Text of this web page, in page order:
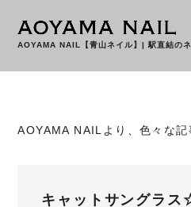
AOYAMA NAIL【青山ネイル】| 駅直結の
AOYAMA NAILより、色々な記
キャットサングラス